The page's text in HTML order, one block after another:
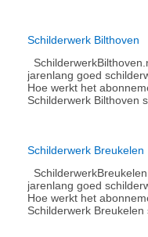
Schilderwerk Bilthoven
jarenlang goed
Hoe werkt het
Schilderwerk Bilthoven
Schilderwerk Breukelen
jarenlang goed
Hoe werkt het
Schilderwerk Breukelen